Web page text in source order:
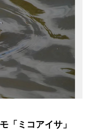
「ミコアイサ」